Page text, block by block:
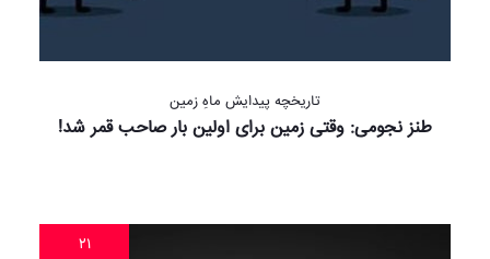
تاریخچه پیدایش ماهِ زمین
طنز نجومی: وقتی زمین برای اولین بار صاحب قمر شد!
۲۱